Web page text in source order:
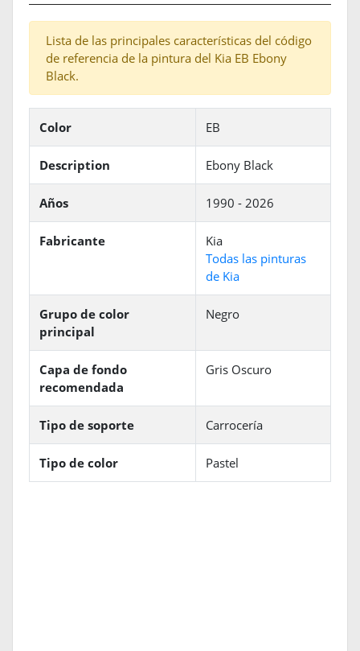
Lista de las principales características del código
de referencia de la pintura del Kia EB Ebony
Black.
Color EB
Description Ebony Black
Años 1990 - 2026
Fabricante
Kia
Todas las pinturas
de Kia
Grupo de color
principal
Negro
Capa de fondo
recomendada
Gris Oscuro
Tipo de soporte Carrocería
Tipo de color Pastel